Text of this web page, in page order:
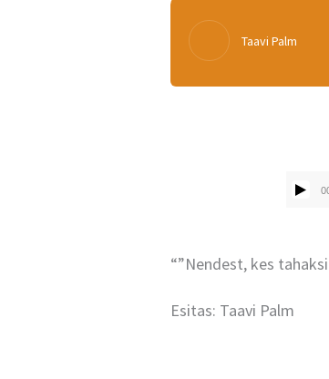
Taavi Palm
“”Nendest, kes
Esitas: Taavi Palm